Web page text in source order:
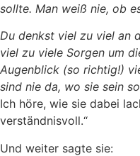
sollte. Man weiß nie, ob
Du denkst viel zu viel an
viel zu viele Sorgen um
Augenblick (so richtig!)
sind nie da, wo sie sein
Ich höre, wie sie dabei
verständnisvoll.“
Und weiter sagte sie: